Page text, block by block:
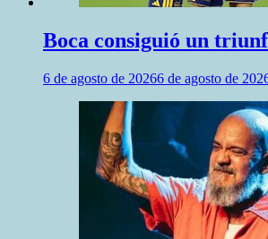
Boca consiguió un
6 de agosto de 20266 de agosto de